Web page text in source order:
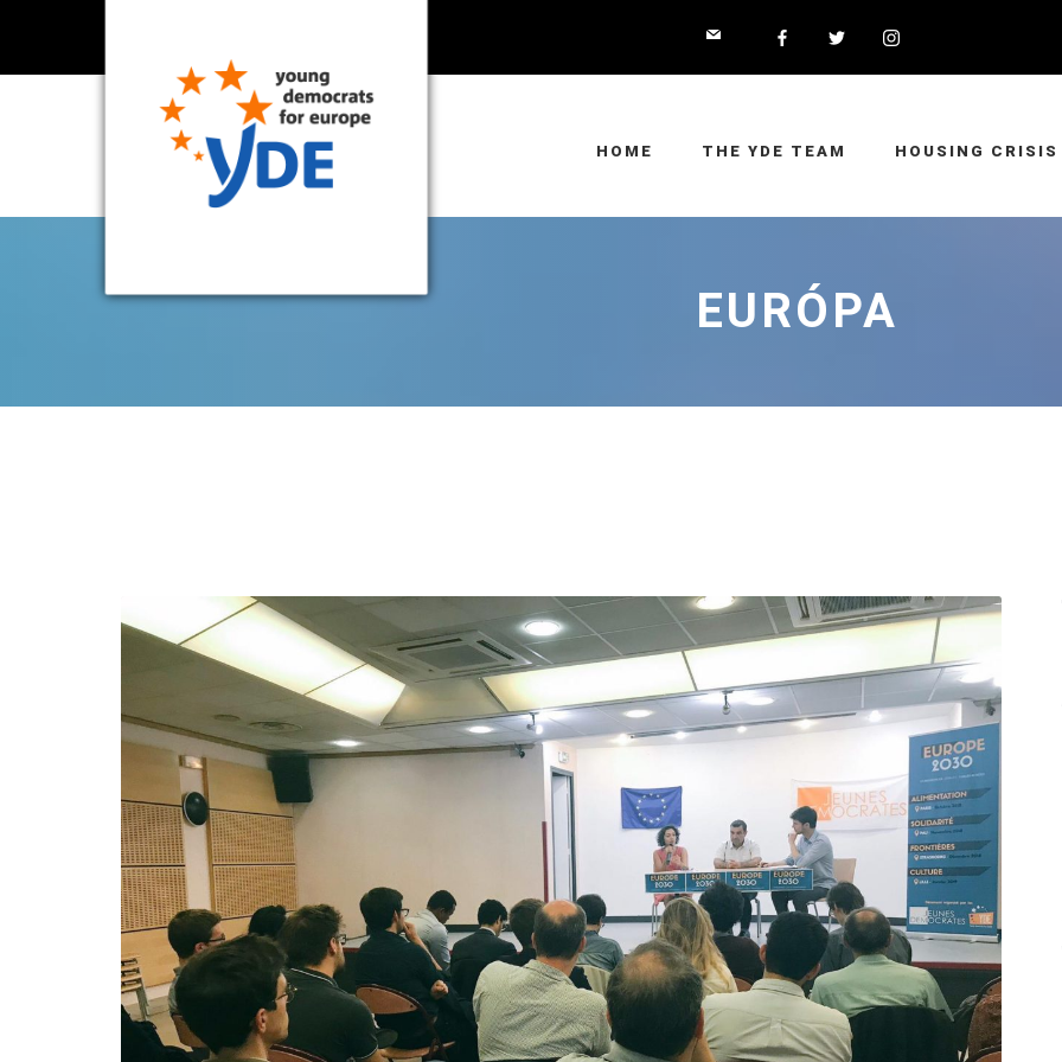
HOME THE YDE TEAM HOUSING CRISIS
EURÓPA
Detention of Enes Hocaoğulları
SECGEN 17 AUG ’25
Support for LYMEC and ALDE
party
SECGEN,4 MAR ’25
YDE fully supports
President Zelensky
and the Ukrainian
heroes
SECGEN 1 MAR ’25
THEY ARE “RIGHT”: EUROPE HAS
A MIGRATION PROBLEM. BUT IT
IS EMIGRATION, NOT
IMMIGRATION.
Bentornata a casa, Pina Picierno
SECGEN,8 JUN ’26
Welcome home, Pina Picierno
SECGEN,8 JUN ’26